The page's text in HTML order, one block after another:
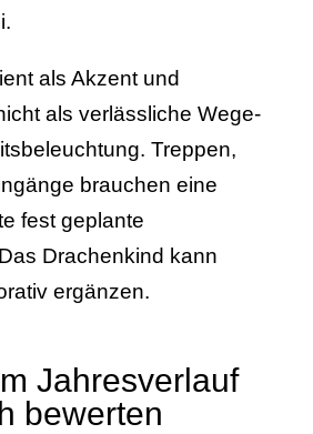
als Akzent und
als verlässliche Wege-
Treppen,
brauchen eine
fest geplante
Drachenkind kann
ergänzen.
Jahresverlauf
bewerten